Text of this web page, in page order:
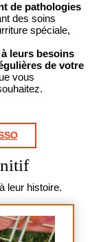
de pathologies
des soins
spéciale,
leurs besoins
de votre
vous
leur histoire.